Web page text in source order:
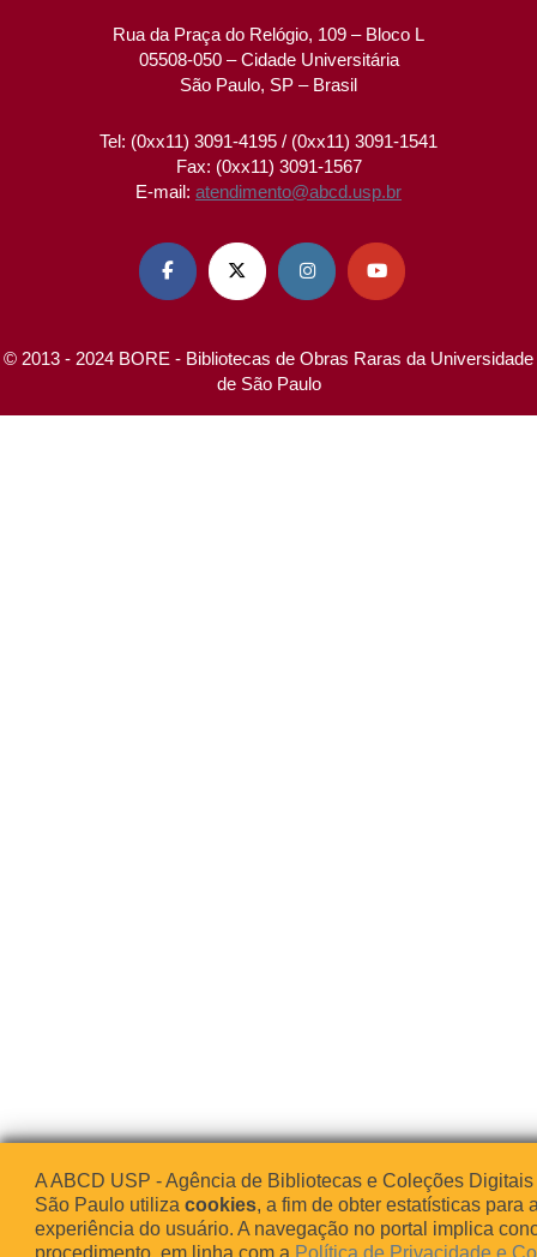
Rua da Praça do Relógio, 109 – Bloco L
05508-050 – Cidade Universitária
São Paulo, SP – Brasil
Tel: (0xx11) 3091-4195 / (0xx11) 3091-1541
Fax: (0xx11) 3091-1567
E-mail: atendimento@abcd.usp.br
   
© 2013 - 2024 BORE - Bibliotecas de Obras Raras da Universidade
de São Paulo
A ABCD USP - Agência de Bibliotecas e Coleções
São Paulo utiliza cookies, a fim de obter estatísticas para
experiência do usuário. A navegação no portal implica
procedimento, em linha com a Política de Privacidade e